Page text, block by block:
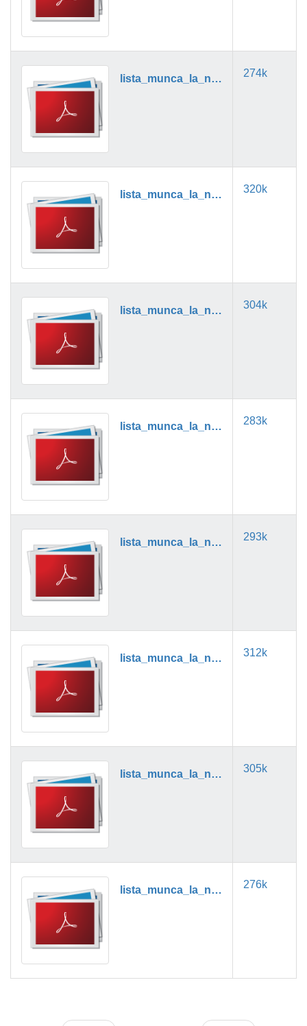
lista_munca_la_negru_05_2019.pdf 274k
lista_munca_la_negru_06_2019.pdf 320k
lista_munca_la_negru_07_2019.pdf 304k
lista_munca_la_negru_08_2019.pdf 283k
lista_munca_la_negru_09_2019.pdf 293k
lista_munca_la_negru_10_2019.pdf 312k
lista_munca_la_negru_11_2019.pdf 305k
lista_munca_la_negru_12_2019.pdf 276k